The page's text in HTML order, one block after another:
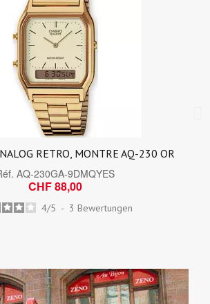
RETRO, MONTRE AQ-230 OR
AQ-230GA-9DMQYES
CHF 88,00
4/5 - 3 Bewertungen